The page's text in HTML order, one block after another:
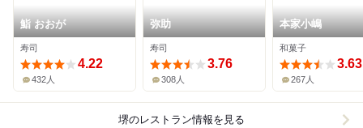
鮨 おおが
寿司
4.22
432人
弥助
寿司
3.76
308人
本家小嶋
和菓子
3.63
267人
堺のレストラン情報を見る